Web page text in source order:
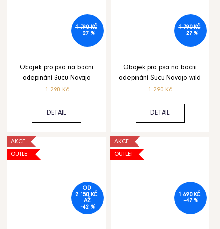
1 790 KČ
–27 %
Obojek pro psa na boční
odepinání Sücü Navajo
1 290 Kč
DETAIL
1 790 KČ
–27 %
Obojek pro psa na boční
odepinání Sücü Navajo wild
1 290 Kč
DETAIL
AKCE
OUTLET
OD
2 150 KČ
AŽ
–42 %
AKCE
OUTLET
1 690 KČ
–47 %